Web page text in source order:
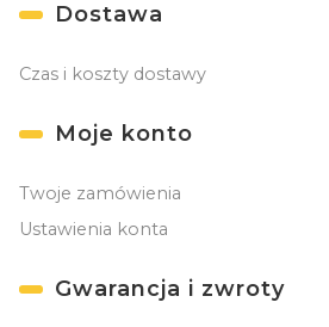
Dostawa
Czas i koszty dostawy
Moje konto
Twoje zamówienia
Ustawienia konta
Gwarancja i zwroty